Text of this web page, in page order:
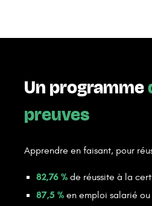
Un programme
preuves
Apprendre en faisant, pour
82,76 % de réussite à la
87,5 % en emploi salarié